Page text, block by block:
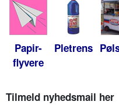
Papir-
flyvere
Pletrens
Tilmeld nyhedsmail her